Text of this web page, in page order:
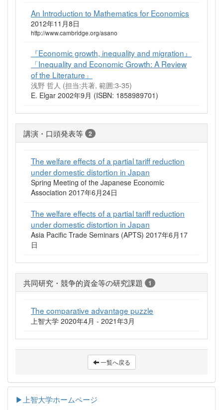
An Introduction to Mathematics for Economics
2012年11月8日
http://www.cambridge.org/asano
『Economic growth, inequality and migration』
「Inequality and Economic Growth: A Review
of the Literature」
浅野 哲人 (担当:共著, 範囲:3-35)
E. Elgar 2002年9月 (ISBN: 1858989701)
講演・口頭発表等 2
The welfare effects of a partial tariff reduction
under domestic distortion in Japan
Spring Meeting of the Japanese Economic
Association 2017年6月24日
The welfare effects of a partial tariff reduction
under domestic distortion in Japan
Asia Pacific Trade Seminars (APTS) 2017年6月17
日
共同研究・競争的資金等の研究課題 1
The comparative advantage puzzle
上智大学 2020年4月 - 2021年3月
一覧へ戻る
▶上智大学ホームページ